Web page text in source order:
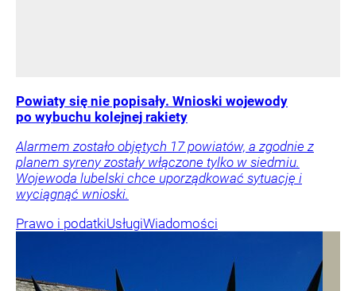
Powiaty się nie popisały. Wnioski wojewody
po wybuchu kolejnej rakiety
Alarmem zostało objętych 17 powiatów, a zgodnie z
planem syreny zostały włączone tylko w siedmiu.
Wojewoda lubelski chce uporządkować sytuację i
wyciągnąć wnioski.
Prawo i podatkiUsługiWiadomości